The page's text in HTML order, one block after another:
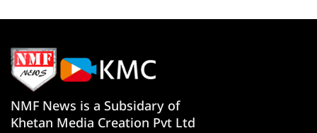
NMF News is a Subsidary of
Khetan Media Creation Pvt Ltd